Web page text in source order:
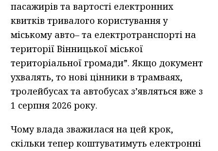
пасажирів та вартості електронних
квитків тривалого користування у
міському авто– та електротранспорті на
території Вінницької міської
територіальної громади”. Якщо документ
ухвалять, то нові цінники в трамваях,
тролейбусах та автобусах з’являться вже з
1 серпня 2026 року.
Чому влада зважилася на цей крок,
скільки тепер коштуватимуть електронні